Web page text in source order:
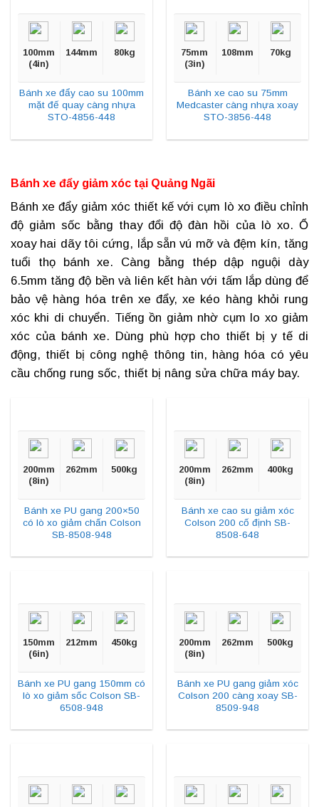
100mm
(4in)
144mm 80kg
Bánh xe đẩy cao su 100mm
mặt đế quay càng nhựa
STO-4856-448
75mm
(3in)
108mm 70kg
Bánh xe cao su 75mm
Medcaster càng nhựa xoay
STO-3856-448
Bánh xe đẩy giảm xóc tại Quảng Ngãi
Bánh xe đẩy giảm xócthiết kế với cụm lò xo điều chỉnh
độ giảm sốc bằng thay đổi độ đàn hồi của lò xo. Ổ
xoay hai dãy tôi cứng, lắp sẵn vú mỡ và đệm kín, tăng
tuổi thọ bánh xe. Càng bằng thép dập nguội dày
6.5mm tăng độ bền và liên kết hàn với tấm lắp dùng để
bảo vệ hàng hóa trên xe đẩy, xe kéo hàng khỏi rung
xóc khi di chuyển. Tiếng ồn giảm nhờ cụm lo xo giảm
xóc của bánh xe. Dùng phù hợp cho thiết bị y tế di
động, thiết bị công nghệ thông tin, hàng hóa có yêu
cầu chống rung sốc, thiết bị nâng sửa chữa máy bay.
200mm
(8in)
262mm 500kg
Bánh xe PU gang 200×50
có lò xo giảm chấn Colson
SB-8508-948
200mm
(8in)
262mm 400kg
Bánh xe cao su giảm xóc
Colson 200 cố định SB-
8508-648
150mm
(6in)
212mm 450kg
Bánh xe PU gang 150mm có
lò xo giảm sốc Colson SB-
6508-948
200mm
(8in)
262mm 500kg
Bánh xe PU gang giảm xóc
Colson 200 càng xoay SB-
8509-948